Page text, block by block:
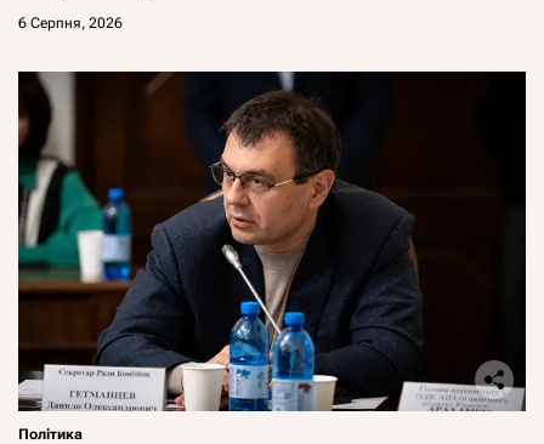
6 Серпня, 2026
Політика